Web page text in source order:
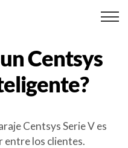
Centsys
Centsys Serie V es
entre los clientes.